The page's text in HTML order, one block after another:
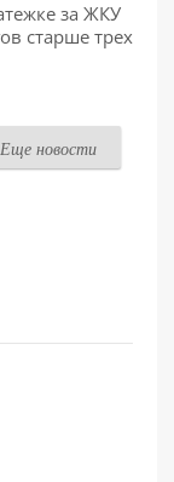
за ЖКУ
старше трех
Еще новости